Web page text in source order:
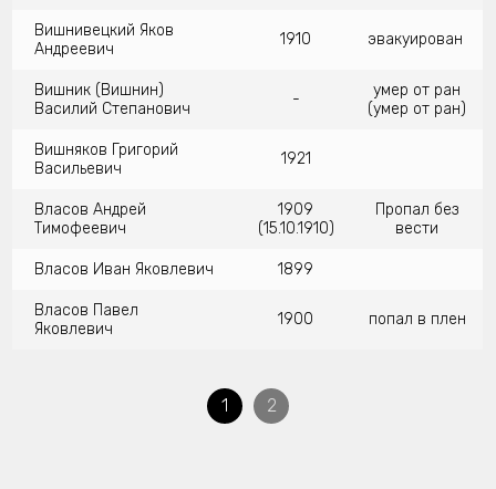
Вишнивецкий Яков
Андреевич
1910 эвакуирован
Вишник (Вишнин)
Василий Степанович
-
умер от ран
(умер от ран)
Вишняков Григорий
Васильевич
1921
Власов Андрей
Тимофеевич
1909
(15.10.1910)
Пропал без
вести
Власов Иван Яковлевич 1899
Власов Павел
Яковлевич
1900 попал в плен
1 2